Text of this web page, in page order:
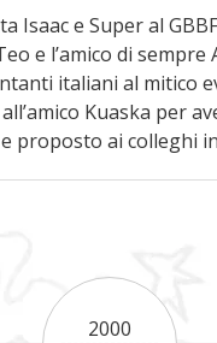
Isaac e Super al
e l’amico di sempre
italiani al mitico
Kuaska per
proposto ai colleghi
2000